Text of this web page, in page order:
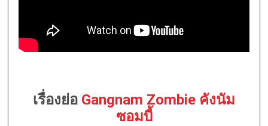
เรื่องย่อ Gangnam Zombie คังนัม
ซอมบี้